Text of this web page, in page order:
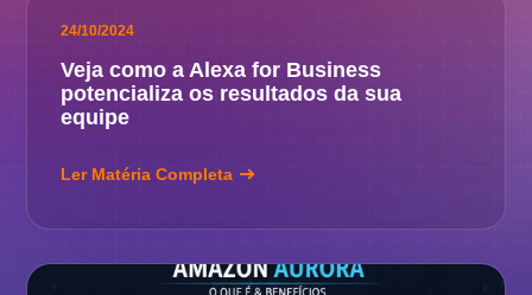
24/10/2024
Veja como a Alexa for Business
potencializa os resultados da sua
equipe
Ler Matéria Completa